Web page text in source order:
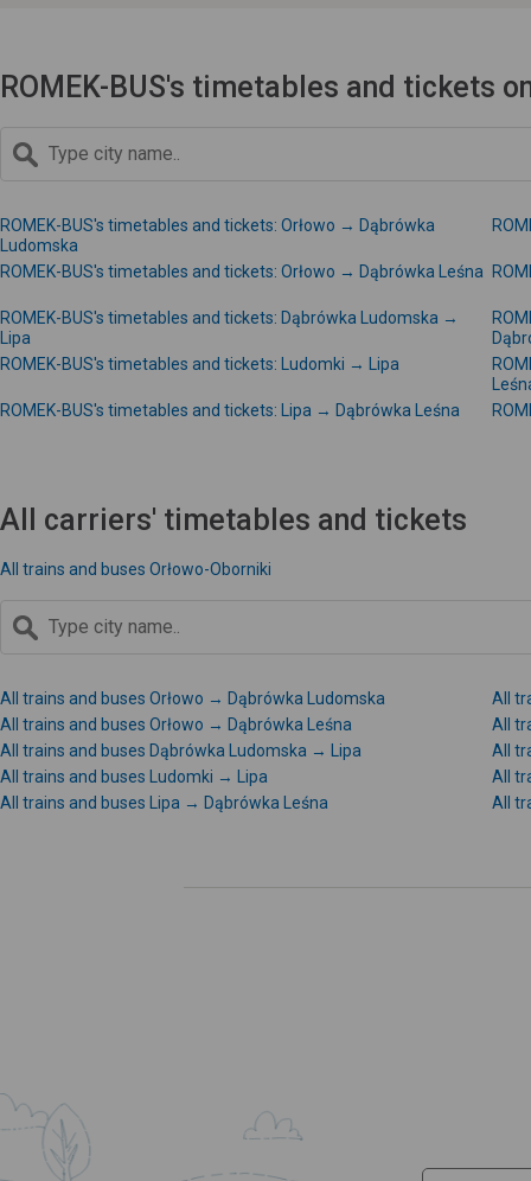
ROMEK-BUS's timetables and tickets
ROMEK-BUS's timetables and tickets: Orłowo → Dąbrówka
Ludomska
ROMEK-BUS's timetables and tickets: Orłowo → Dąbrówka Leśna
ROMEK-BUS's timetables and tickets: Dąbrówka Ludomska →
Lipa
ROMEK-BUS's timetables and tickets: Ludomki → Lipa
ROMEK-BUS's timetables and tickets: Lipa → Dąbrówka Leśna
All carriers' timetables and tickets
All trains and buses Orłowo-Oborniki
All trains and buses Orłowo → Dąbrówka Ludomska
All
All trains and buses Orłowo → Dąbrówka Leśna
All
All trains and buses Dąbrówka Ludomska → Lipa
All
All trains and buses Ludomki → Lipa
All
All trains and buses Lipa → Dąbrówka Leśna
All